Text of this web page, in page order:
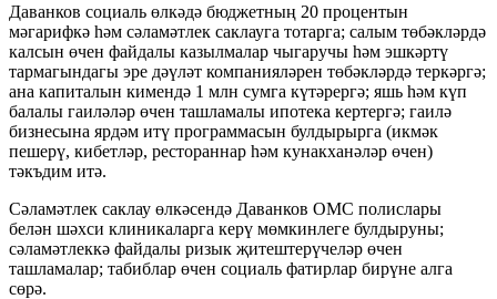
Даванков социаль өлкәдә бюджетның 20 процентын
мәгарифкә һәм сәламәтлек саклауга тотарга; салым төбәкләрдә
калсын өчен файдалы казылмалар чыгаручы һәм эшкәртү
тармагындагы эре дәүләт компанияләрен төбәкләрдә теркәргә;
ана капиталын кимендә 1 млн сумга күтәрергә; яшь һәм күп
балалы гаиләләр өчен ташламалы ипотека кертергә; гаилә
бизнесына ярдәм итү программасын булдырырга (икмәк
пешерү, кибетләр, рестораннар һәм кунакханәләр өчен)
тәкъдим итә.
Сәламәтлек саклау өлкәсендә Даванков ОМС полислары
белән шәхси клиникаларга керү мөмкинлеге булдыруны;
сәламәтлеккә файдалы ризык җитештерүчеләр өчен
ташламалар; табиблар өчен социаль фатирлар бирүне алга
сөрә.